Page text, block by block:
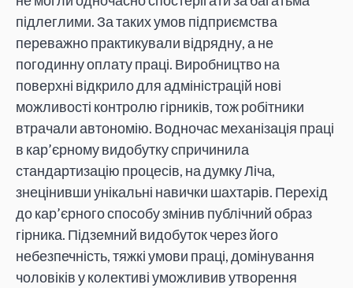
підлеглими. За таких умов підприємства
переважно практикували відрядну, а не
погодинну оплату праці. Виробництво на
поверхні відкрило для адміністрацій нові
можливості контролю гірників, тож робітники
втрачали автономію. Водночас механізація праці
в кар’єрному видобутку спричинила
стандартизацію процесів, на думку Ліча,
знецінивши унікальні навички шахтарів. Перехід
до кар’єрного способу змінив публічний образ
гірника. Підземний видобуток через його
небезпечність, тяжкі умови праці, домінування
чоловіків у колективі уможливив утворення